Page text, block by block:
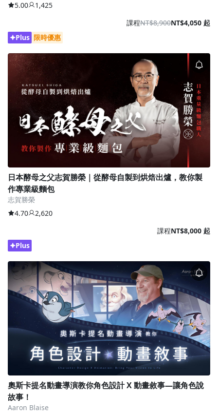
5.00
1,425
課程NT$8,900NT$4,050 起
Plus 限時優惠
日本酵母之父志賀勝榮｜從酵母自製到烘焙出爐，教你製
作專業級麵包
志賀勝榮
4.70
2,620
課程NT$8,000 起
Plus
奧斯卡提名動畫導演教你角色設計 X 動畫敘事—讓角色說
故事！
Aaron Blaise